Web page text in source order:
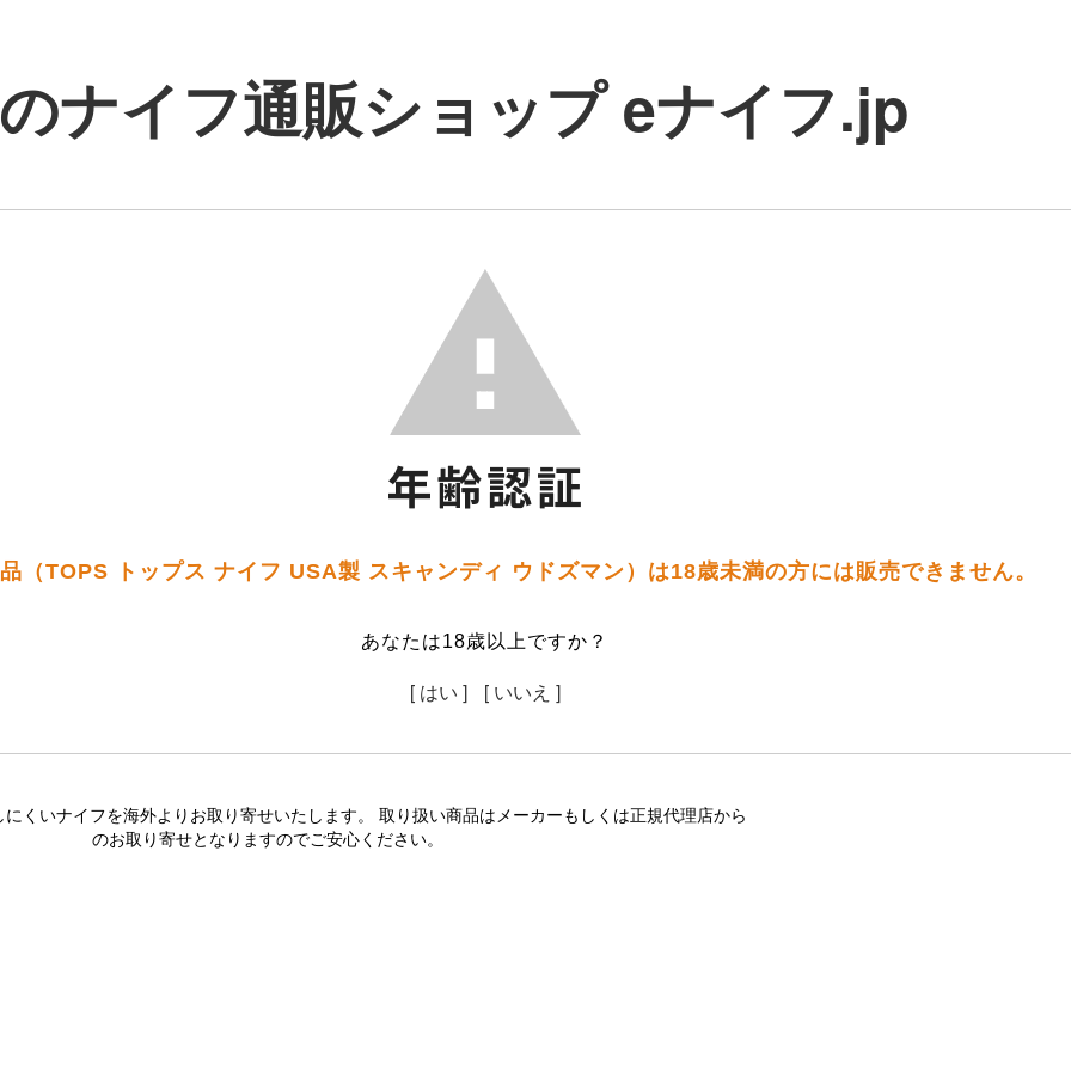
ナイフ通販ショップ eナイフ.jp
（TOPS トップス ナイフ USA製 スキャンディ ウドズマン）は18歳未満の方には販売できません。
あなたは18歳以上ですか？
[ はい ] [ いいえ ]
くいナイフを海外よりお取り寄せいたします。 取り扱い商品はメーカーもしくは正規代理店から
のお取り寄せとなりますのでご安心ください。